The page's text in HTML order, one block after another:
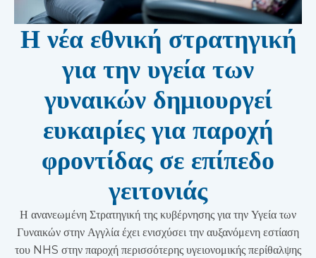
Η νέα εθνική στρατηγική
για την υγεία των
γυναικών δημιουργεί
ευκαιρίες για παροχή
φροντίδας σε επίπεδο
γειτονιάς
Η ανανεωμένη Στρατηγική της κυβέρνησης για την Υγεία των
Γυναικών στην Αγγλία έχει ενισχύσει την αυξανόμενη εστίαση
του NHS στην παροχή περισσότερης υγειονομικής περίθαλψης